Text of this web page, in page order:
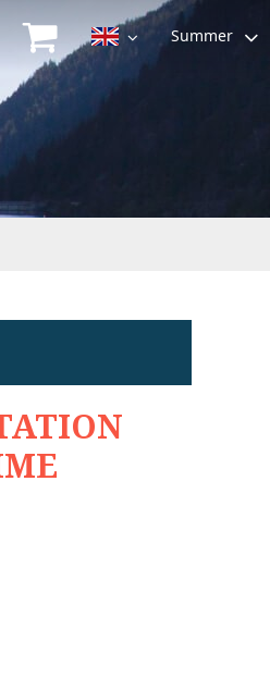
Summer